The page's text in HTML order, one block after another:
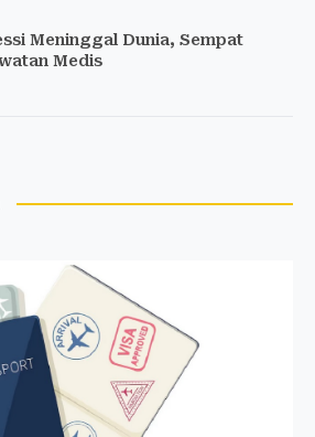
Meninggal Dunia, Sempat
Medis